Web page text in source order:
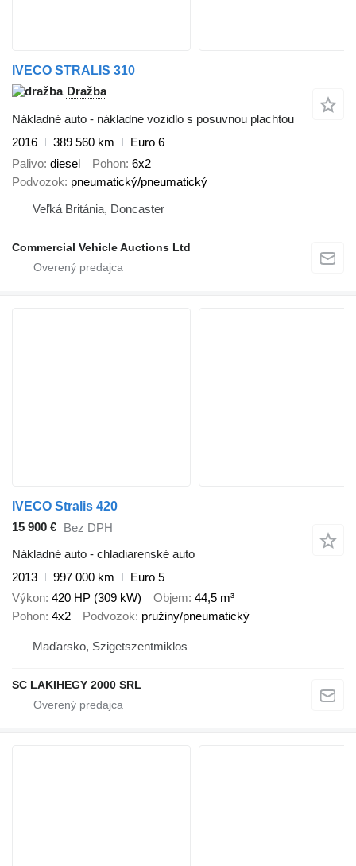
IVECO STRALIS 310
Dražba
Nákladné auto - nákladne vozidlo s posuvnou plachtou
2016
389 560 km
Euro 6
Palivo diesel Pohon 6x2
Podvozok pneumatický/pneumatický
Veľká Británia, Doncaster
Commercial Vehicle Auctions Ltd
IVECO Stralis 420
15 900 € Bez DPH
Nákladné auto - chladiarenské auto
2013
997 000 km
Euro 5
Výkon 420 HP (309 kW) Objem 44,5 m³
Pohon 4x2 Podvozok pružiny/pneumatický
Maďarsko, Szigetszentmiklos
SC LAKIHEGY 2000 SRL